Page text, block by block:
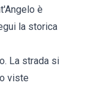
è
la storica
La strada si
viste